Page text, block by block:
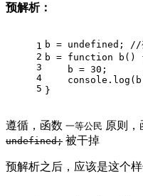
预解析：
1
2
3
4
5
b = undefined ;
//
b = function b ( )
    b =
30 ;
console
}
遵循，函数 一等公民 原则，
undefined; 被干掉
预解析之后，应该是这个